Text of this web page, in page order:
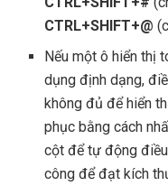
CTRL+SHIFT+@
Nếu một ô hiển thị
dụng định dạng,
không đủ để hiển
phục bằng cách
cột để tự động
công để đạt kích